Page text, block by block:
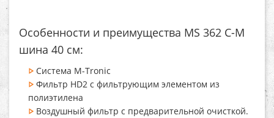
Особенности и преимущества MS 362 C-M
шина 40 см:
Система M-Tronic
Фильтр HD2 с фильтрующим элементом из
полиэтилена
Воздушный фильтр с предварительной очисткой.